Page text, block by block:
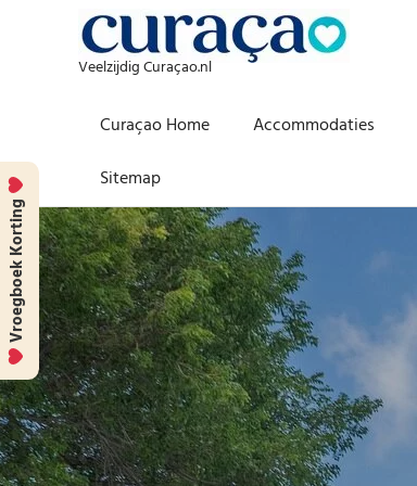
Skip
to
content
Veelzijdig Curaçao.nl
Curaçao Home Accommodaties
Sitemap
Vroegboek Korting